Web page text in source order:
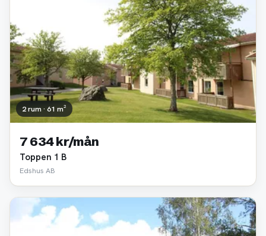
2 rum · 61 m²
7 634 kr/mån
Toppen 1 B
Edshus AB